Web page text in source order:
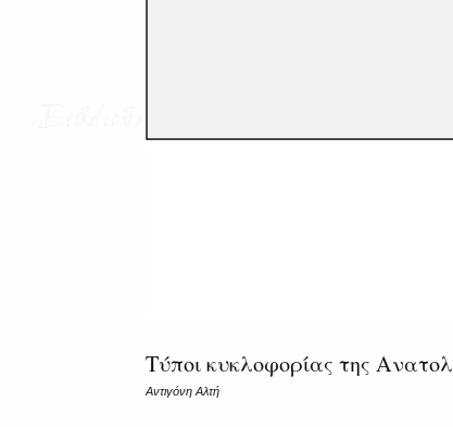
Τύποι κυκλοφορίας της
Αντιγόνη Αλτή